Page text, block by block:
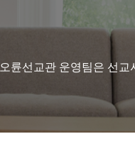
오륜선교관 운영팀은 선